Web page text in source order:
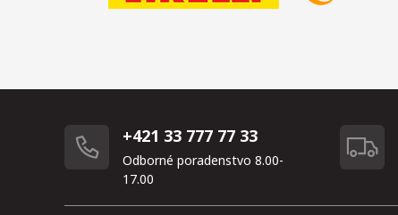
+421 33 777 77 33
Odborné poradenstvo 8.00-
17.00